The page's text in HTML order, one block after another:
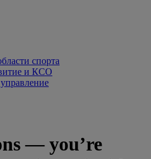
спорта
и КСО
— you’re